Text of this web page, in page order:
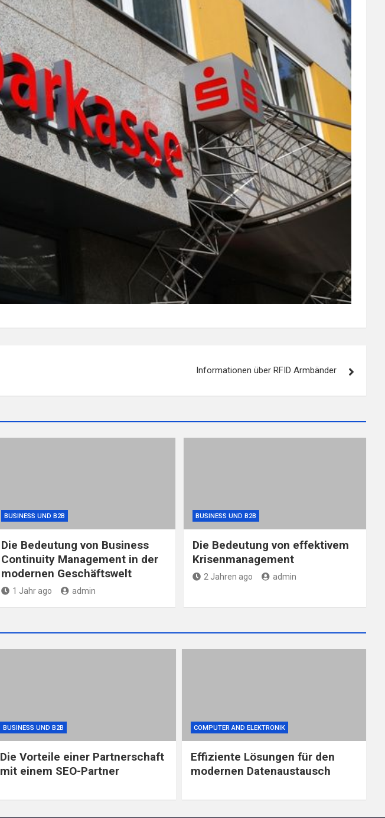
Informationen über RFID Armbänder
BUSINESS UND B2B
Die Bedeutung von Business
Continuity Management in der
modernen Geschäftswelt
1 Jahr ago admin
BUSINESS UND B2B
Die Bedeutung von effektivem
Krisenmanagement
2 Jahren ago admin
BUSINESS UND B2B
Die Vorteile einer Partnerschaft
mit einem SEO-Partner
COMPUTER AND ELEKTRONIK
Effiziente Lösungen für den
modernen Datenaustausch